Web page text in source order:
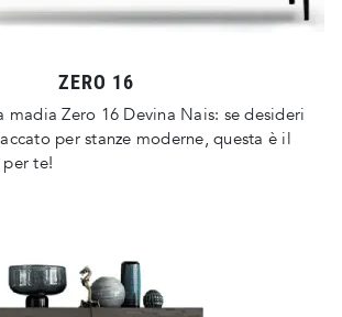
ZERO 16
madia Zero 16 Devina Nais: se desideri
per stanze moderne, questa è il
te!